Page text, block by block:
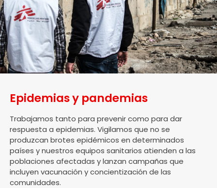
Epidemias y pandemias
Trabajamos tanto para prevenir como para dar
respuesta a epidemias. Vigilamos que no se
produzcan brotes epidémicos en determinados
países y nuestros equipos sanitarios atienden a las
poblaciones afectadas y lanzan campañas que
incluyen vacunación y concientización de las
comunidades.